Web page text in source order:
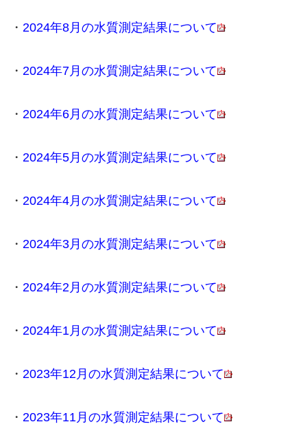
・ 2024年8月の水質測定結果について
・ 2024年7月の水質測定結果について
・ 2024年6月の水質測定結果について
・ 2024年5月の水質測定結果について
・ 2024年4月の水質測定結果について
・ 2024年3月の水質測定結果について
・ 2024年2月の水質測定結果について
・ 2024年1月の水質測定結果について
・ 2023年12月の水質測定結果について
・ 2023年11月の水質測定結果について